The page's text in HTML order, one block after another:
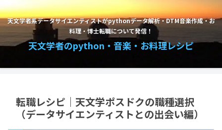
天文学者系データサイエンティストがpythonデータ解析・DTM音楽作成・お
料理・博士転職について発信！
天文学者のpython・音楽・お料理レシピ
転職レシピ｜天文学ポスドクの職種選択
（データサイエンティストとの出会い編）